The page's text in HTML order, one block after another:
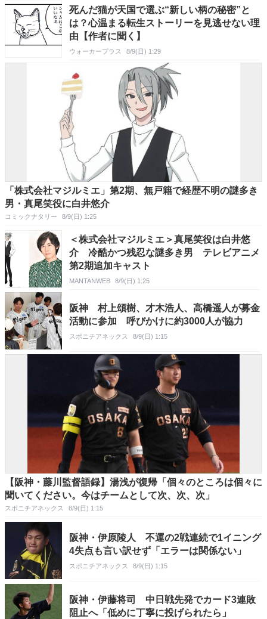
死んだ猫が天国で選ぶ“新しい柄の秘密”と
は？心温まる転生ストーリーを見逃せない理
由【作者に聞く】
ウォーカープラス 8/9(日) 1:29
「株式会社マジルミエ」第2期、無戸籍で経歴不明の謎多き
男・真尾笑役に白井悠介
コミックナタリー 8/9(日) 1:25
＜株式会社マジルミエ＞真尾笑役は白井悠
介 冷酷かつ残忍な謎多き男 テレビアニメ
第2期追加キャスト
MANTANWEB 8/9(日) 1:25
阪神 村上頌樹、才木浩人、高橋遥人が募金
活動に参加 呼びかけに約3000人が協力
スポニチアネックス 8/9(日) 1:15
【阪神・藤川監督語録】湯浅が復帰「個々のところは個々に
聞いてください。今はチームとして次、次、次」
スポニチアネックス 8/9(日) 1:15
阪神・伊原陵人 不運の2戦連続で1イニング
4失点も言い訳せず「エラーは関係ない」
スポニチアネックス 8/9(日) 1:15
阪神・伊藤将司 中日戦先発でカード3連敗
阻止へ「低めに丁寧に投げられたら」